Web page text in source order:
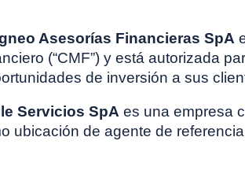
Asesorías Financieras SpA
(“CMF”) y está autorizada
de inversión a sus
Servicios SpA es una empresa
ubicación de agente de